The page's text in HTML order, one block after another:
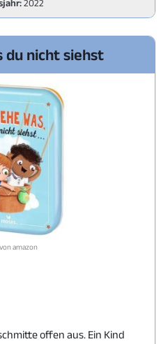
2022
du nicht siehst
amazon
offen aus. Ein Kind